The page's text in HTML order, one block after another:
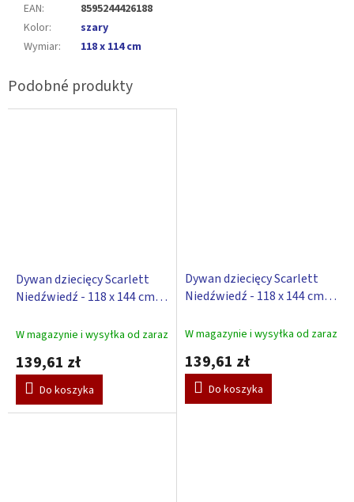
EAN:
8595244426188
Kolor:
szary
Wymiar: 118 x 114 cm
Dywan dziecięcy Scarlett
Niedźwiedź - 118 x 144 cm -
W magazynie i wysyłka od zaraz
139,61 zł
Do koszyka
Dywan dziecięcy Scarlett
Niedźwiedź - 118 x 144 cm -
W magazynie i wysyłka od zaraz
139,61 zł
Do koszyka